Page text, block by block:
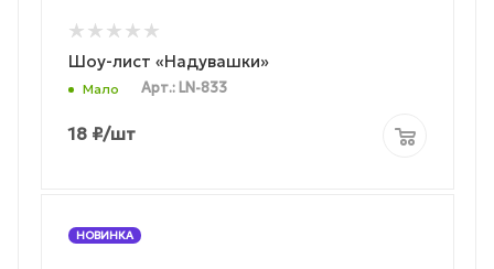
Шоу-лист «Надувашки»
Мало Арт.: LN-833
18 ₽/шт
НОВИНКА